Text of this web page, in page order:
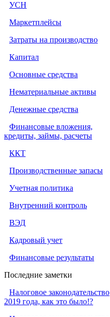
УСН
Маркетплейсы
Затраты на производство
Капитал
Основные средства
Нематериальные активы
Денежные средства
Финансовые вложения,
кредиты, займы, расчеты
ККТ
Производственные запасы
Учетная политика
Внутренний контроль
ВЭД
Кадровый учет
Финансовые результаты
Последние заметки
Налоговое законодательство
2019 года, как это было!?